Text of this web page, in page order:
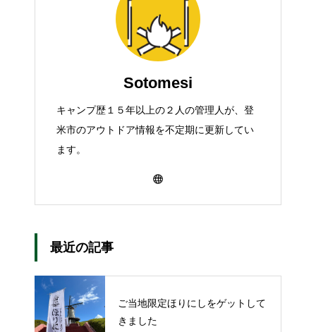
Sotomesi
キャンプ歴１５年以上の２人の管理人が、登
米市のアウトドア情報を不定期に更新してい
ます。
最近の記事
ご当地限定ほりにしをゲットして
きました